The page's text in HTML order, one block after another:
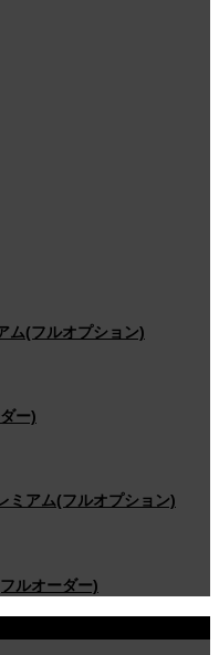
ム(フルオプション)
ー)
ミアム(フルオプション)
ルオーダー)